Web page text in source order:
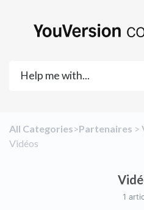
All Categories​>​​Partenaires ​ > ​
Vidéos
1